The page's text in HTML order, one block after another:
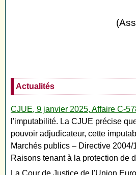
Actualités
CJUE, 9 janvier 2025, Affaire C-
l'imputabilité. La CJUE précise
pouvoir adjudicateur, cette
Marchés publics – Directive
Raisons tenant à la protection de
La Cour de Justice de l'Union